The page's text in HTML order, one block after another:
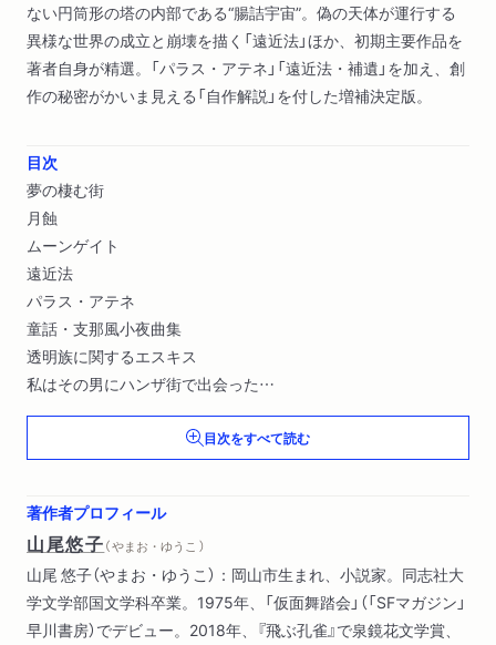
ない円筒形の塔の内部である“腸詰宇宙”。偽の天体が運行する
異様な世界の成立と崩壊を描く「遠近法」ほか、初期主要作品を
著者自身が精選。「パラス・アテネ」「遠近法・補遺」を加え、創
作の秘密がかいま見える「自作解説」を付した増補決定版。
目次
夢の棲む街
月蝕
ムーンゲイト
遠近法
パラス・アテネ
童話・支那風小夜曲集
透明族に関するエスキス
私はその男にハンザ街で出会った
傳説
月齢
天使論
目次をすべて読む
著作者プロフィール
山尾悠子（ やまお・ゆうこ ）
山尾 悠子（やまお・ゆうこ）：岡山市生まれ、小説家。同志社大
学文学部国文学科卒業。1975年、「仮面舞踏会」（「SFマガジン」
早川書房）でデビュー。2018年、『飛ぶ孔雀』で泉鏡花文学賞、